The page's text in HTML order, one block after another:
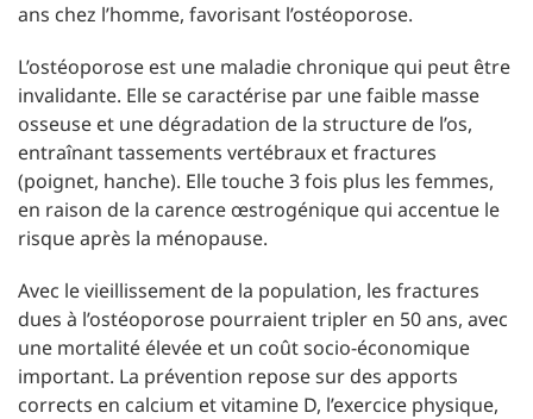
ans chez l’homme, favorisant l’ostéoporose.
L’ostéoporose est une maladie chronique qui peut être
invalidante. Elle se caractérise par une faible masse
osseuse et une dégradation de la structure de l’os,
entraînant tassements vertébraux et fractures
(poignet, hanche). Elle touche 3 fois plus les femmes,
en raison de la carence œstrogénique qui accentue le
risque après la ménopause.
Avec le vieillissement de la population, les fractures
dues à l’ostéoporose pourraient tripler en 50 ans, avec
une mortalité élevée et un coût socio-économique
important. La prévention repose sur des apports
corrects en calcium et vitamine D, l’exercice physique,